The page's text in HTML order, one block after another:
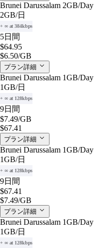
Brunei Darussalam 2GB/Day
2GB/日
+ ∞ at 384kbps
5日間
$64.95
$6.50/GB
プラン詳細
Brunei Darussalam 1GB/Day
1GB/日
+ ∞ at 128kbps
9日間
$7.49/GB
$67.41
プラン詳細
Brunei Darussalam 1GB/Day
1GB/日
+ ∞ at 128kbps
9日間
$67.41
$7.49/GB
プラン詳細
Brunei Darussalam 1GB/Day
1GB/日
+ ∞ at 128kbps